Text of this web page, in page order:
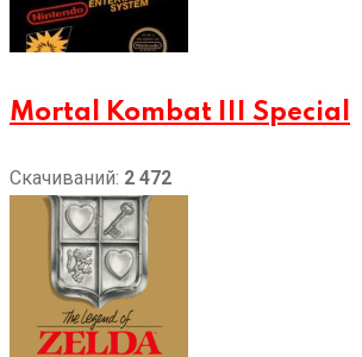
Mortal Kombat III Special
Скачиваний: 2 472